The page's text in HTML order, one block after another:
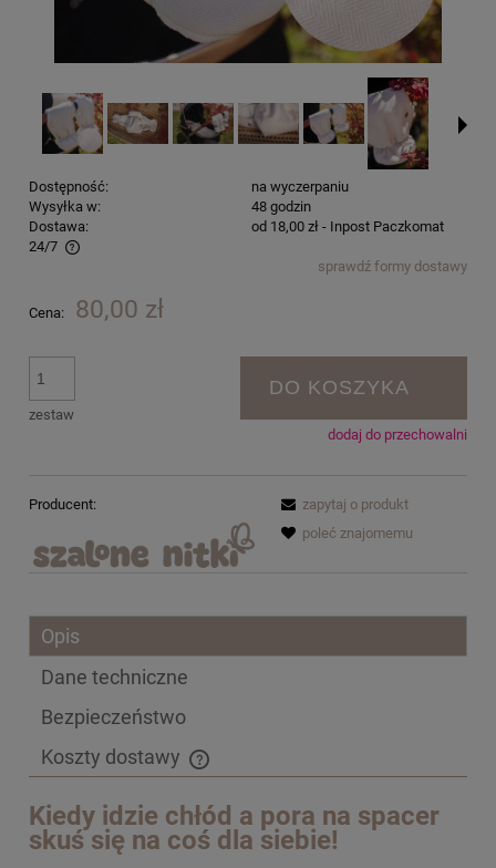
Dostępność:
na wyczerpaniu
Wysyłka w:
48 godzin
Dostawa:
od 18,00 zł - Inpost Paczkomat
24/7
Cena nie zawiera ewentualnych kosztów płatnościsprawdź formy dostawy
Cena: 80,00 zł
zestaw
DO KOSZYKA
dodaj do przechowalni
Producent:
zapytaj o produkt
poleć znajomemu
Opis
Dane techniczne
Bezpieczeństwo
Koszty dostawy
Cena nie zawiera ewentualnych kosztów płatności
Kiedy idzie chłód a pora na spacer
skuś się na coś dla siebie!